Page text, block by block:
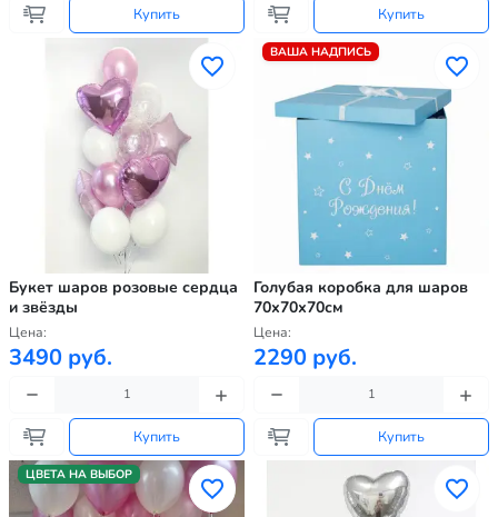
Купить Купить
Букет шаров розовые сердца
и звёзды
Цена:
3490 руб.
Купить
ВАША НАДПИСЬ
Голубая коробка для шаров
70х70х70см
Цена:
2290 руб.
Купить
ЦВЕТА НА ВЫБОР